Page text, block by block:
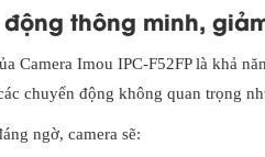
thông minh,
Camera Imou IPC-F52FP là khả
chuyển động không quan trọng
ngờ, camera sẽ: